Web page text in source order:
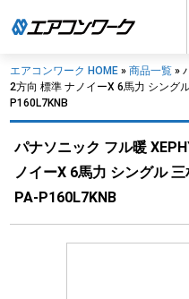
エアコンワーク HOME » 商品一覧 »
2方向 標準 ナノイーX 6馬力 シング
P160L7KNB
パナソニック フル暖
ノイーX 6馬力 シングル
PA-P160L7KNB